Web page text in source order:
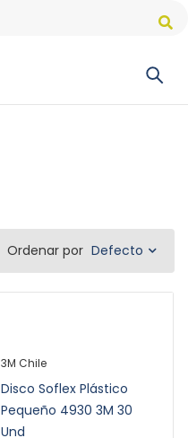
Ordenar por Defecto
3M Chile
Disco Soflex Plástico
Pequeño 4930 3M 30
Und